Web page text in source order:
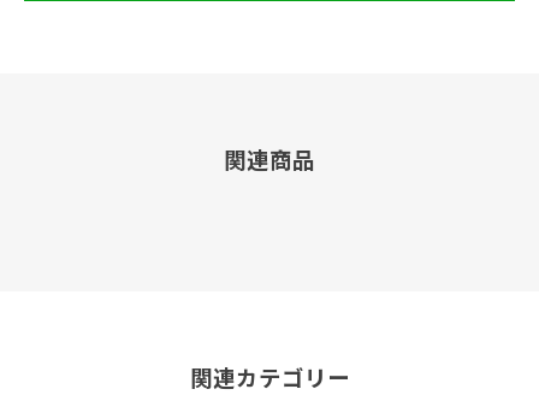
関連商品
関連カテゴリー